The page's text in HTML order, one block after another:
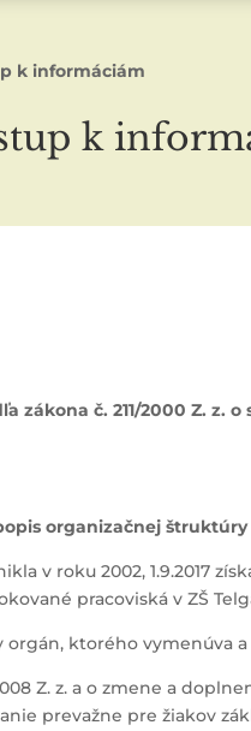
k informáciám
k
zákona č. 211/2000 Z.
organizačnej
v roku 2002, 1.9.2017
pracoviská v ZŠ
ktorého vymenúva
Z. z. a o zmene a
prevažne pre žiakov